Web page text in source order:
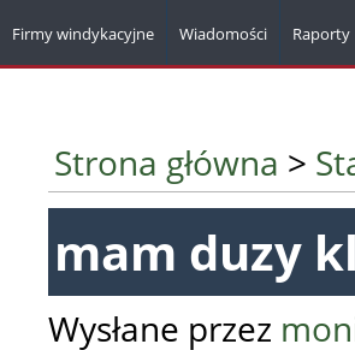
Firmy windykacyjne Wiadomości Raporty
Strona główna >
mam duzy
Wysłane przez